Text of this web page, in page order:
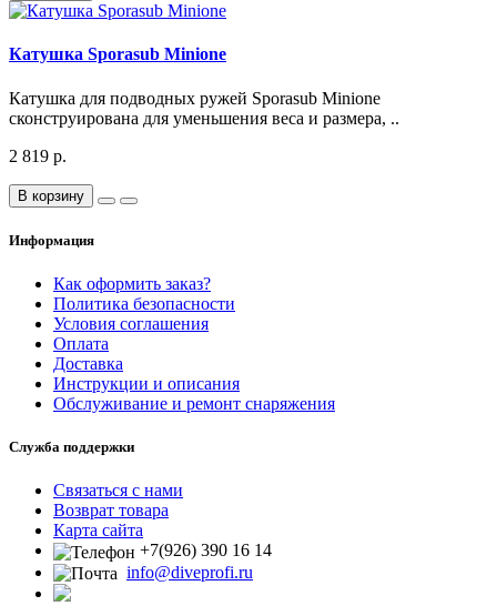
Катушка Sporasub Minione
Катушка для подводных ружей Sporasub Minione
сконструирована для уменьшения веса и размера, ..
2 819 р.
В корзину
Информация
Как оформить заказ?
Политика безопасности
Условия соглашения
Оплата
Доставка
Инструкции и описания
Обслуживание и ремонт снаряжения
Служба поддержки
Связаться с нами
Возврат товара
Карта сайта
+7(926) 390 16 14
info@diveprofi.ru